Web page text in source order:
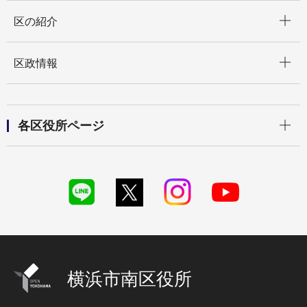
区の紹介
区政情報
各区役所ページ
横浜市南区役所